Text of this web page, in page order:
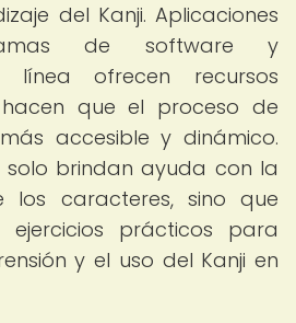
del Kanji. Aplicaciones
de software y
línea ofrecen recursos
que el proceso de
accesible y dinámico.
solo brindan ayuda con la
los caracteres, sino que
ejercicios prácticos para
y el uso del Kanji en